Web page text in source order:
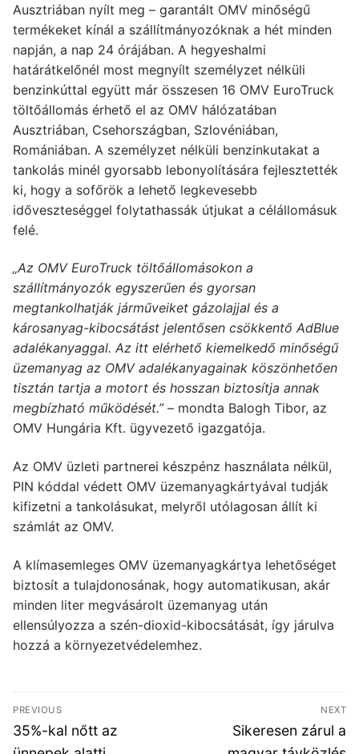
Ausztriában nyílt meg – garantált OMV minőségű
termékeket kínál a szállítmányozóknak a hét minden
napján, a nap 24 órájában. A hegyeshalmi
határátkelőnél most megnyílt személyzet nélküli
benzinkúttal együtt már összesen 16 OMV EuroTruck
töltőállomás érhető el az OMV hálózatában
Ausztriában, Csehországban, Szlovéniában,
Romániában. A személyzet nélküli benzinkutakat a
tankolás minél gyorsabb lebonyolítására fejlesztették
ki, hogy a sofőrök a lehető legkevesebb
időveszteséggel folytathassák útjukat a célállomásuk
felé.
„Az OMV EuroTruck töltőállomásokon a
szállítmányozók egyszerűen és gyorsan
megtankolhatják járműveiket gázolajjal és a
károsanyag-kibocsátást jelentősen csökkentő AdBlue
adalékanyaggal. Az itt elérhető kiemelkedő minőségű
üzemanyag az OMV adalékanyagainak köszönhetően
tisztán tartja a motort és hosszan biztosítja annak
megbízható működését.”– mondta Balogh Tibor, az
OMV Hungária Kft. ügyvezető igazgatója.
Az OMV üzleti partnerei készpénz használata nélkül,
PIN kóddal védett OMV üzemanyagkártyával tudják
kifizetni a tankolásukat, melyről utólagosan állít ki
számlát az OMV.
A klímasemleges OMV üzemanyagkártya lehetőséget
biztosít a tulajdonosának, hogy automatikusan, akár
minden liter megvásárolt üzemanyag után
ellensúlyozza a szén-dioxid-kibocsátását, így járulva
hozzá a környezetvédelemhez.
Bejegyzés
navigáció
PREVIOUS
Previous
post:
35%-kal nőtt az
NEXT
Next
post:
Sikeresen zárul a